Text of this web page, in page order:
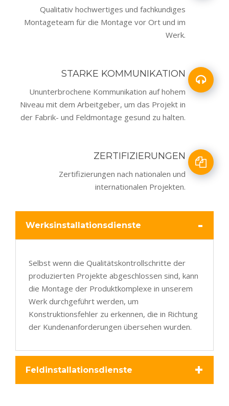
Qualitativ hochwertiges und fachkundiges
Montageteam für die Montage vor Ort und im
Werk.
STARKE KOMMUNIKATION
Ununterbrochene Kommunikation auf hohem
Niveau mit dem Arbeitgeber, um das Projekt in
der Fabrik- und Feldmontage gesund zu halten.
ZERTIFIZIERUNGEN
Zertifizierungen nach nationalen und
internationalen Projekten.
Werksinstallationsdienste -
Selbst wenn die Qualitätskontrollschritte der
produzierten Projekte abgeschlossen sind, kann
die Montage der Produktkomplexe in unserem
Werk durchgeführt werden, um
Konstruktionsfehler zu erkennen, die in Richtung
der Kundenanforderungen übersehen wurden.
Feldinstallationsdienste +